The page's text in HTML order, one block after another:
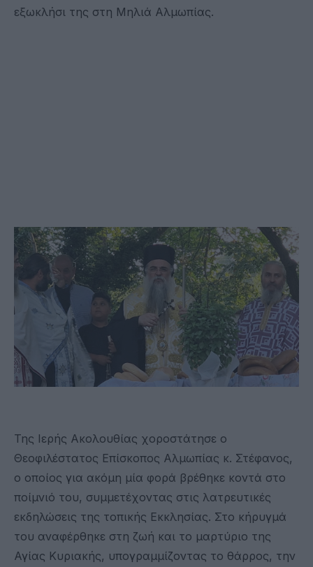
εξωκλήσι της στη Μηλιά Αλμωπίας.
Της Ιερής Ακολουθίας χοροστάτησε ο
Θεοφιλέστατος Επίσκοπος Αλμωπίας κ. Στέφανος,
ο οποίος για ακόμη μία φορά βρέθηκε κοντά στο
ποίμνιό του, συμμετέχοντας στις λατρευτικές
εκδηλώσεις της τοπικής Εκκλησίας. Στο κήρυγμά
του αναφέρθηκε στη ζωή και το μαρτύριο της
Αγίας Κυριακής, υπογραμμίζοντας το θάρρος, την